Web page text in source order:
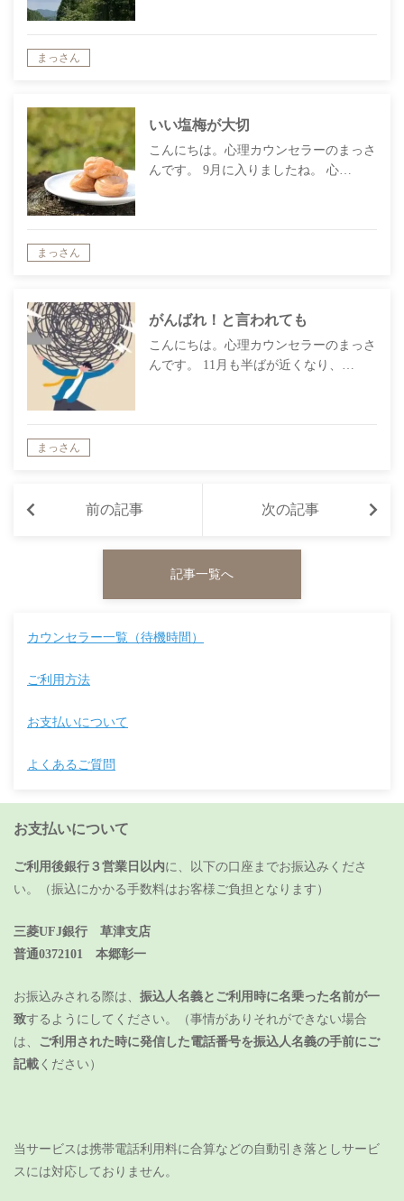
まっさん
いい塩梅が大切
こんにちは。心理カウンセラーのまっさ
んです。 9月に入りましたね。 心…
まっさん
がんばれ！と言われても
こんにちは。心理カウンセラーのまっさ
んです。 11月も半ばが近くなり、…
まっさん
前の記事 次の記事
記事一覧へ
カウンセラー一覧（待機時間）
ご利用方法
お支払いについて
よくあるご質問
お支払いについて
ご利用後銀行３営業日以内に、以下の口座までお振込みくださ
い。（振込にかかる手数料はお客様ご負担となります）
三菱UFJ銀行 草津支店
普通0372101 本郷彰一
お振込みされる際は、 振込人名義とご利用時に名乗った名前が一
致するようにしてください。（事情がありそれができない場合
は、 ご利用された時に発信した電話番号を振込人名義の手前にご
記載 ください）
当サービスは携帯電話利用料に合算などの自動引き落としサービ
スには対応しておりません。